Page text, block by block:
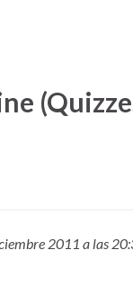
2011 a las